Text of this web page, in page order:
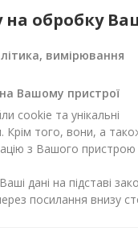
з 11 червоних
на обробку
вимірювання
Вашому пристрої
cookie та унікальні
Крім того, вони, а
з Вашого пристрою
дані на підставі
посилання внизу